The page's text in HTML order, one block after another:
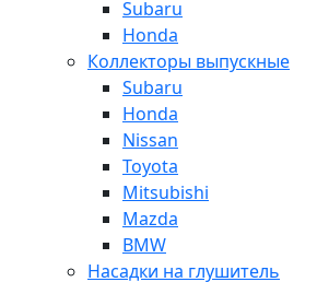
Subaru
Honda
Коллекторы выпускные
Subaru
Honda
Nissan
Toyota
Mitsubishi
Mazda
BMW
Насадки на глушитель